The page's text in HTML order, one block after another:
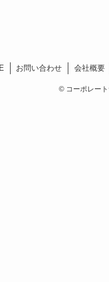
お問い合わせ 会社概要
©コーポレー